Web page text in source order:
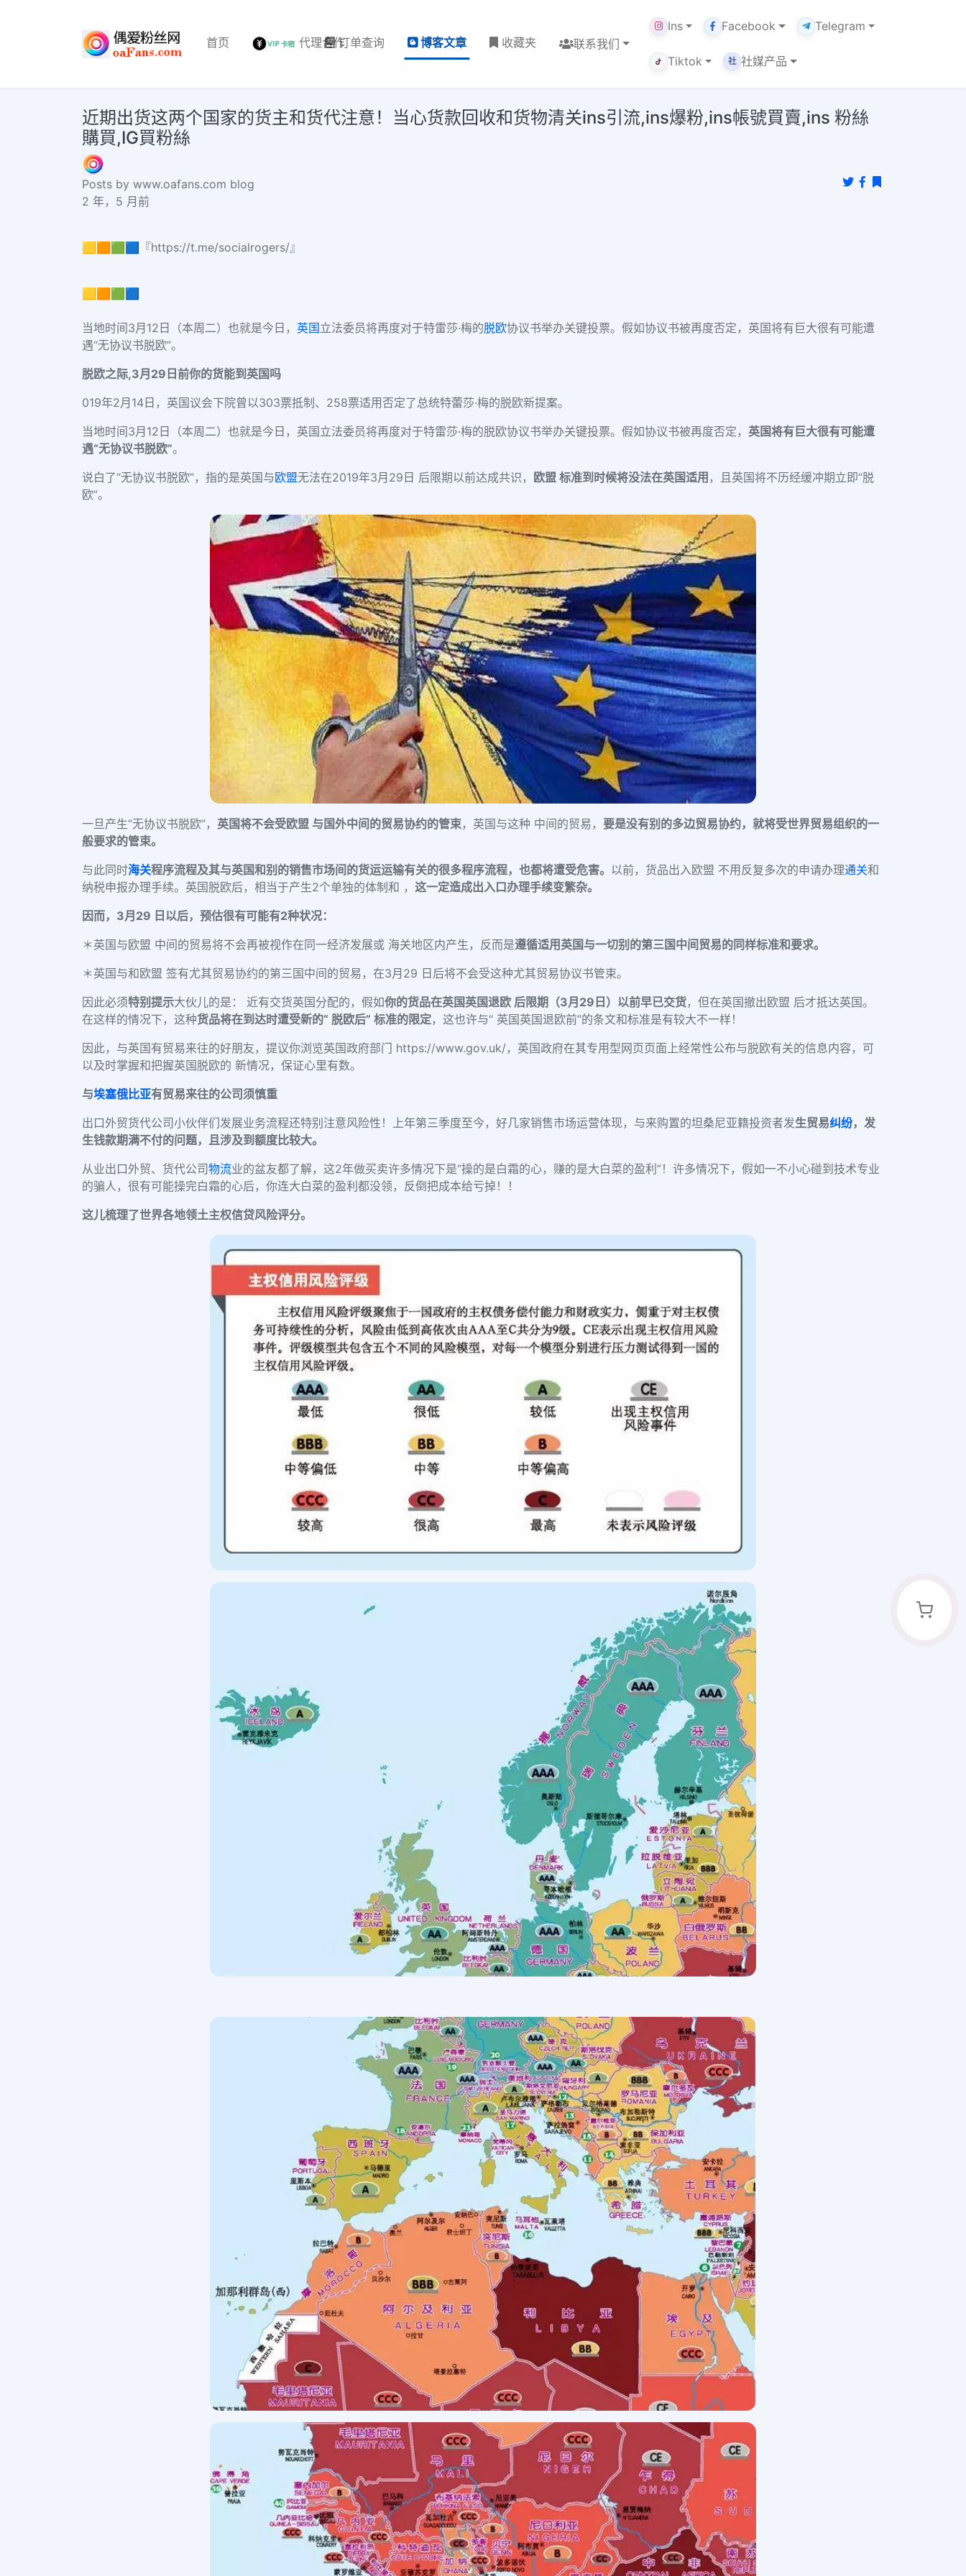
首页 代理合作订单查询 博客文章 收藏夹 联系我们
Ins Facebook Telegram
Tiktok 社 社媒产品
近期出货这两个国家的货主和货代注意！当心货款回收和货物清关ins引流,ins爆粉,ins帳號買賣,ins 粉絲
購買,IG買粉絲
Posts by www.oafans.com blog
2 年，5 月前
🟨🟧🟩🟦『https://t.me/socialrogers/』
🟨🟧🟩🟦
当地时间3月12日（本周二）也就是今日， 英国立法委员将再度对于特雷莎·梅的脱欧协议书举办关键投票。假如协议书被再度否定，英国将有巨大很有可能遭
遇“无协议书脱欧”。
脱欧之际,3月29日前你的货能到英国吗
019年2月14日，英国议会下院曾以303票抵制、258票适用否定了总统特蕾莎·梅的脱欧新提案。
当地时间3月12日（本周二）也就是今日，英国立法委员将再度对于特雷莎·梅的脱欧协议书举办关键投票。假如协议书被再度否定， 英国将有巨大很有可能遭
遇“无协议书脱欧”。
说白了“无协议书脱欧”，指的是英国与欧盟无法在2019年3月29日 后限期以前达成共识， 欧盟 标准到时候将没法在英国适用 ，且英国将不历经缓冲期立即“脱
欧”。
一旦产生“无协议书脱欧”， 英国将不会受欧盟 与国外中间的贸易协约的管束，英国与这种 中间的贸易， 要是没有别的多边贸易协约， 就将受世界贸易组织的一
般要求的管束。
与此同时海关程序流程及其与英国和别的销售市场间的货运运输有关的很多程序流程，也都将遭受危害。 以前，货品出入欧盟 不用反复多次的申请办理通关和
纳税申报办理手续。英国脱欧后，相当于产生2个单独的体制和 ， 这一定造成出入口办理手续变繁杂。
因而，3月29 日以后，预估很有可能有2种状况：
＊英国与欧盟 中间的贸易将不会再被视作在同一经济发展或 海关地区内产生，反而是遵循适用英国与一切别的第三国中间贸易的同样标准和要求。
＊英国与和欧盟 签有尤其贸易协约的第三国中间的贸易，在3月29 日后将不会受这种尤其贸易协议书管束。
因此必须特别提示大伙儿的是： 近有交货英国分配的， 假如你的货品在英国英国退欧 后限期（3月29日）以前早已交货， 但在英国撤出欧盟 后才抵达英国。
在这样的情况下，这种货品将在到达时遭受新的“ 脱欧后” 标准的限定， 这也许与“ 英国英国退欧前”的条文和标准是有较大不一样！
因此，与英国有贸易来往的好朋友，提议你浏览英国政府部门 https://www.gov.uk/ ，英国政府在其专用型网页页面上经常性公布与脱欧有关的信息内容，可
以及时掌握和把握英国脱欧的 新情况，保证心里有数。
与埃塞俄比亚有贸易来往的公司须慎重
出口外贸货代公司小伙伴们发展业务流程还特别注意风险性！上年第三季度至今，好几家销售市场运营体现，与来购置的坦桑尼亚籍投资者发生贸易纠纷，发
生钱款期满不付的问题，且涉及到额度比较大。
从业出口外贸、货代公司物流业的盆友都了解，这2年做买卖许多情况下是“操的是白霜的心，赚的是大白菜的盈利”！许多情况下，假如一不小心碰到技术专业
的骗人，很有可能操完白霜的心后，你连大白菜的盈利都没领，反倒把成本给亏掉！！
这儿梳理了世界各地领土主权信贷风险评分。